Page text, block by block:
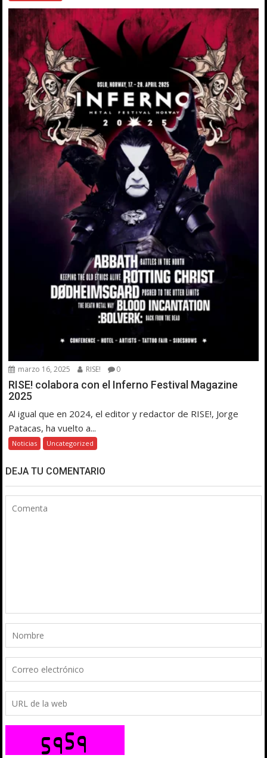
marzo 16, 2025 RISE! 0
RISE! colabora con el Inferno Festival Magazine
2025
Al igual que en 2024, el editor y redactor de RISE!, Jorge
Patacas, ha vuelto a...
Noticias Uncategorized
DEJA TU COMENTARIO